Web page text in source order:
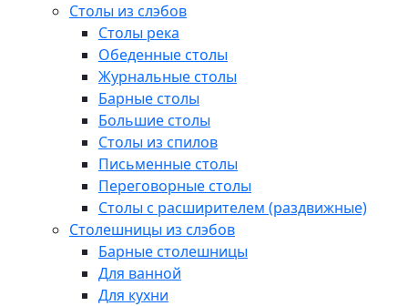
Столы из слэбов
Столы река
Обеденные столы
Журнальные столы
Барные столы
Большие столы
Столы из спилов
Письменные столы
Переговорные столы
Столы с расширителем (раздвижные)
Столешницы из слэбов
Барные столешницы
Для ванной
Для кухни